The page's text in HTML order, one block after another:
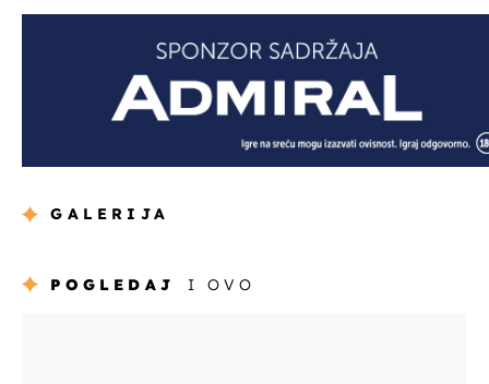
GALERIJA
POGLEDAJ I OVO